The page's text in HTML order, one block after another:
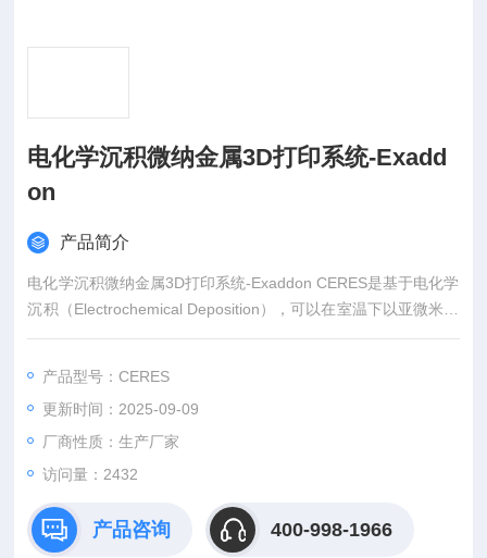
电化学沉积微纳金属3D打印系统-Exadd
on
产品简介
电化学沉积微纳金属3D打印系统-Exaddon CERES是基于电化学
沉积（Electrochemical Deposition），可以在室温下以亚微米级
分辨率打印超高精密金属器件，且无需进行后处理。该系统非常
的创新研究。
产品型号：CERES
更新时间：2025-09-09
厂商性质：生产厂家
访问量：2432
产品咨询 400-998-1966